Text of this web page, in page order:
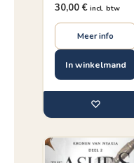
30,00 € incl. btw
Meer info
In winkelmand
♡